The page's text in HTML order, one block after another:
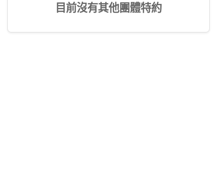
目前沒有其他團體特約